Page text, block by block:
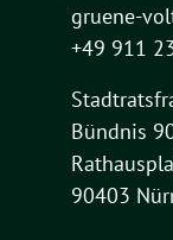
gruene-
+49 911
Bündnis
90403